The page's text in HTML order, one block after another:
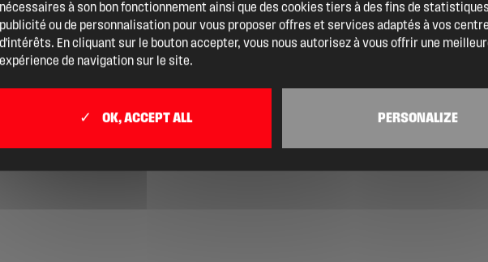
nécessaires à son bon fonctionnement ainsi que des cookies tiers à des fins de
publicité ou de personnalisation pour vous proposer offres et services adaptés à vos
d'intérêts. En cliquant sur le bouton accepter, vous nous autorisez à vous offrir une
expérience de navigation sur le site.
OK, ACCEPT ALL PERSONALIZE